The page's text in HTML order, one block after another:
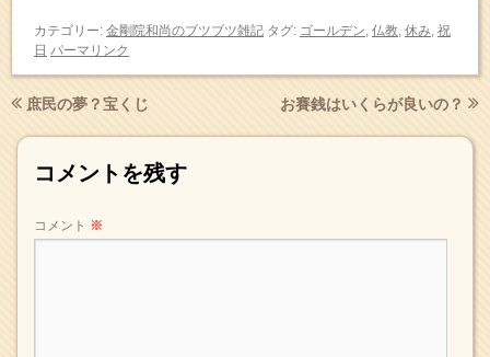
カテゴリー: 金剛院和尚のブツブツ雑記 タグ: ゴールデン 仏教 休み 祝
日 パーマリンク
庶民の夢？宝くじ お賽銭はいくらが良いの？
コメントを残す
コメント ※